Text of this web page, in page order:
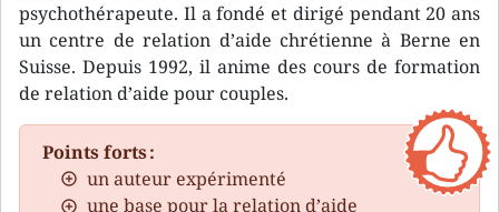
psychothérapeute. Il a fondé et dirigé pendant 20 ans
un centre de relation d’aide chrétienne à Berne en
Suisse. Depuis 1992, il anime des cours de formation
de relation d’aide pour couples.
Points forts :
un auteur expérimenté
une base pour la relation d’aide